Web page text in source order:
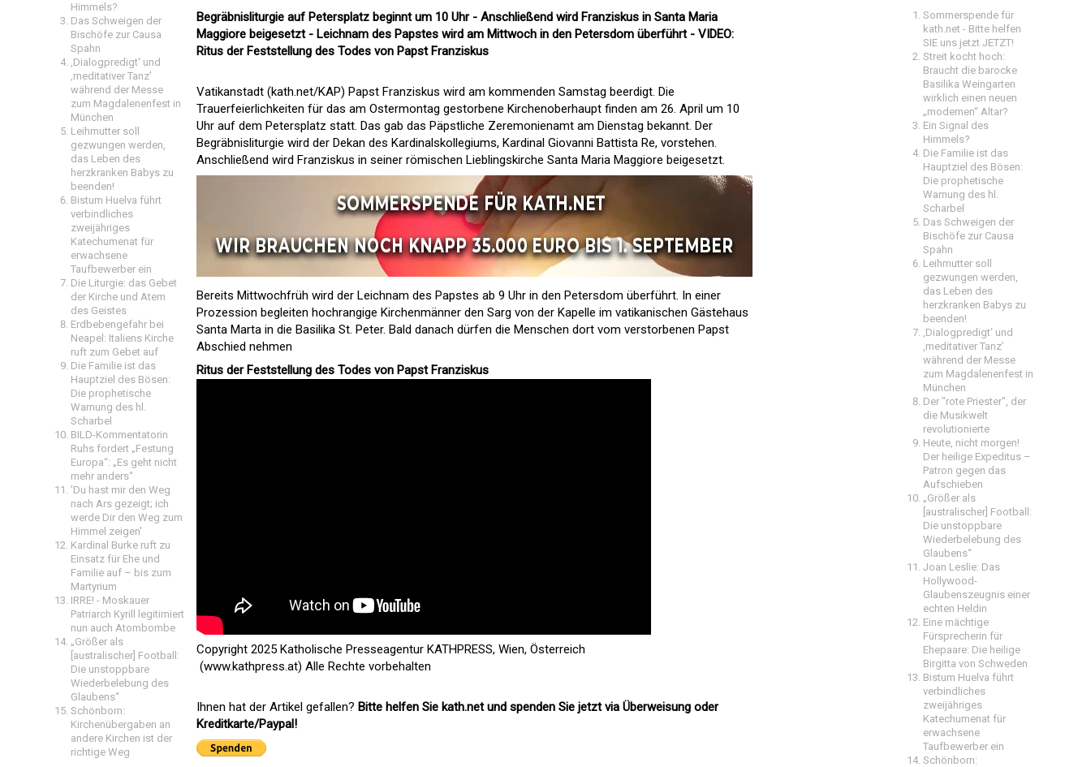
Himmels?
Das Schweigen der
Bischöfe zur Causa
Spahn
‚Dialogpredigt‘ und
‚meditativer Tanz’
während der Messe
zum Magdalenenfest in
München
Leihmutter soll
gezwungen werden,
das Leben des
herzkranken Babys zu
beenden!
Bistum Huelva führt
verbindliches
zweijähriges
Katechumenat für
erwachsene
Taufbewerber ein
Die Liturgie: das Gebet
der Kirche und Atem
des Geistes
Erdbebengefahr bei
Neapel: Italiens Kirche
ruft zum Gebet auf
Die Familie ist das
Hauptziel des Bösen:
Die prophetische
Warnung des hl.
Scharbel
BILD-Kommentatorin
Ruhs fordert „Festung
Europa“: „Es geht nicht
mehr anders“
'Du hast mir den Weg
nach Ars gezeigt; ich
werde Dir den Weg zum
Himmel zeigen'
Kardinal Burke ruft zu
Einsatz für Ehe und
Familie auf – bis zum
Martyrium
IRRE! - Moskauer
Patriarch Kyrill legitimiert
nun auch Atombombe
„Größer als
[australischer] Football:
Die unstoppbare
Wiederbelebung des
Glaubens“
Schönborn:
Kirchenübergaben an
andere Kirchen ist der
richtige Weg
Begräbnisliturgie auf Petersplatz beginnt um 10 Uhr - Anschließend wird Franziskus in Santa Maria
Maggiore beigesetzt - Leichnam des Papstes wird am Mittwoch in den Petersdom überführt - VIDEO:
Ritus der Feststellung des Todes von Papst Franziskus
Vatikanstadt (kath.net/KAP) Papst Franziskus wird am kommenden Samstag beerdigt. Die
Trauerfeierlichkeiten für das am Ostermontag gestorbene Kirchenoberhaupt finden am 26. April um 10
Uhr auf dem Petersplatz statt. Das gab das Päpstliche Zeremonienamt am Dienstag bekannt. Der
Begräbnisliturgie wird der Dekan des Kardinalskollegiums, Kardinal Giovanni Battista Re, vorstehen.
Anschließend wird Franziskus in seiner römischen Lieblingskirche Santa Maria Maggiore beigesetzt.
Bereits Mittwochfrüh wird der Leichnam des Papstes ab 9 Uhr in den Petersdom überführt. In einer
Prozession begleiten hochrangige Kirchenmänner den Sarg von der Kapelle im vatikanischen Gästehaus
Santa Marta in die Basilika St. Peter. Bald danach dürfen die Menschen dort vom verstorbenen Papst
Abschied nehmen
Ritus der Feststellung des Todes von Papst Franziskus
Copyright 2025 Katholische Presseagentur KATHPRESS, Wien, Österreich
(www.kathpress.at) Alle Rechte vorbehalten
Ihnen hat der Artikel gefallen? Bitte helfen Sie kath.net und spenden Sie jetzt via Überweisung oder
Kreditkarte/Paypal!
Sommerspende für
kath.net - Bitte helfen
SIE uns jetzt JETZT!
Streit kocht hoch:
Braucht die barocke
Basilika Weingarten
wirklich einen neuen
„modernen“ Altar?
Ein Signal des
Himmels?
Die Familie ist das
Hauptziel des Bösen:
Die prophetische
Warnung des hl.
Scharbel
Das Schweigen der
Bischöfe zur Causa
Spahn
Leihmutter soll
gezwungen werden,
das Leben des
herzkranken Babys zu
beenden!
‚Dialogpredigt‘ und
‚meditativer Tanz’
während der Messe
zum Magdalenenfest in
München
Der "rote Priester", der
die Musikwelt
revolutionierte
Heute, nicht morgen!
Der heilige Expeditus –
Patron gegen das
Aufschieben
„Größer als
[australischer] Football:
Die unstoppbare
Wiederbelebung des
Glaubens“
Joan Leslie: Das
Hollywood-
Glaubenszeugnis einer
echten Heldin
Eine mächtige
Fürsprecherin für
Ehepaare: Die heilige
Birgitta von Schweden
Bistum Huelva führt
verbindliches
zweijähriges
Katechumenat für
erwachsene
Taufbewerber ein
Schönborn: